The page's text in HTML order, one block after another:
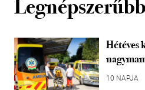
Hétéves
10 NAPJA